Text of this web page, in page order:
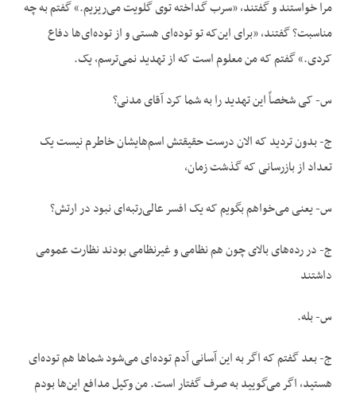
مرا خواستند و گفتند، «سرب گداخته توی گلویت می‌ریزیم.» گفتم به چه
مناسبت؟ گفتند، «برای این‌که تو توده‌ای هستی و از توده‌ای‌ها دفاع
کردی.» گفتم که من معلوم است که از تهدید نمی‌ترسم، یک.
س- کی شخصاً این تهدید را به شما کرد آقای مدنی؟
ج- بدون تردید که الان درست حقیقتش اسم‌هایشان خاطرم نیست یک
تعداد از بازرسانی که گذشت زمان،
س- یعنی می‌خواهم بگویم که یک افسر عالی‌رتبه‌ای نبود در ارتش؟
ج- در رده‌های بالای چون هم نظامی و غیرنظامی بودند نظارت عمومی
داشتند
س- بله.
ج- بعد گفتم که اگر به این آسانی آدم توده‌ای می‌شود شماها هم توده‌ای
هستید، اگر می‌گویید به صرف گفتار است. من وکیل مدافع این‌ها بودم